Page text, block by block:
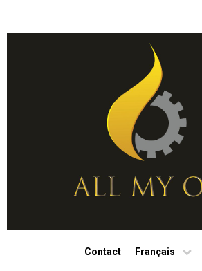
Français
Contact